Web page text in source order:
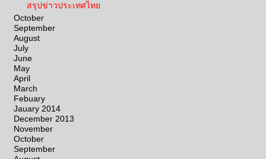
สรุปข่าวประเทศไทย
October
September
August
July
June
May
April
March
Febuary
Jauary 2014
December 2013
November
October
September